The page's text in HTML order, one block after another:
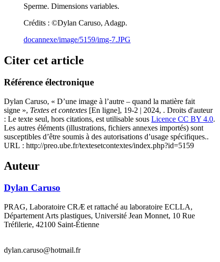
Sperme. Dimensions variables.
Crédits : ©Dylan Caruso, Adagp.
docannexe/image/5159/img-7.JPG
Citer cet article
Référence électronique
Dylan Caruso, « D’une image à l’autre – quand la matière fait
signe », Textes et contextes [En ligne], 19-2 | 2024, . Droits d'auteur
: Le texte seul, hors citations, est utilisable sous Licence CC BY 4.0.
Les autres éléments (illustrations, fichiers annexes importés) sont
susceptibles d’être soumis à des autorisations d’usage spécifiques..
URL : http://preo.ube.fr/textesetcontextes/index.php?id=5159
Auteur
Dylan Caruso
PRAG, Laboratoire CRÆ et rattaché au laboratoire ECLLA,
Département Arts plastiques, Université Jean Monnet, 10 Rue
Tréfilerie, 42100 Saint-Étienne
dylan.caruso@hotmail.fr